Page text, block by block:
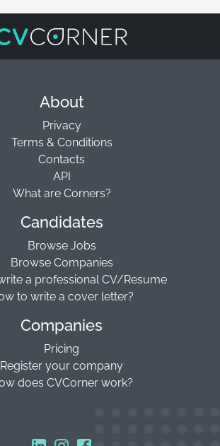
About
Privacy
Terms & Conditions
Contacts
API
What are Corners?
Candidates
Browse Jobs
Browse Companies
a professional CV/Resume
to write a cover letter?
Companies
Pricing
Register your company
does CVCorner work?